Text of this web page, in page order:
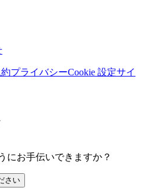
プライバシーCookie 設定サイ
にお手伝いできますか？
さい